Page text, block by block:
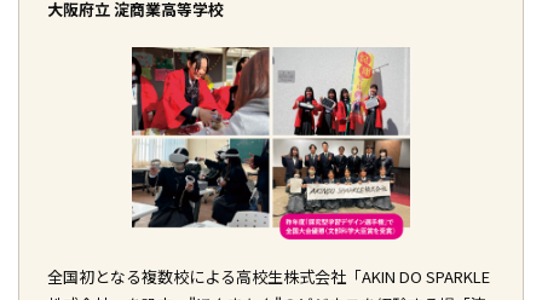
大阪府立 淀商業高等学校
全国初となる複数校による高校生株式会社「AKIN DO SPARKLE